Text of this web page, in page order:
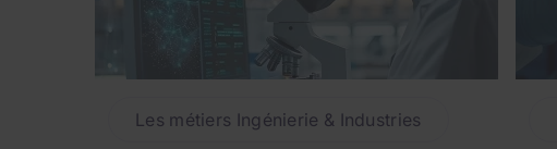
Les métiers Ingénierie & Industries